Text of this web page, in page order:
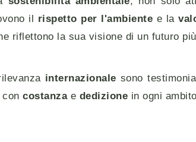
il rispetto per l'ambiente e la
riflettono la sua visione di un futuro più
internazionale sono
costanzae dedizione in ogni